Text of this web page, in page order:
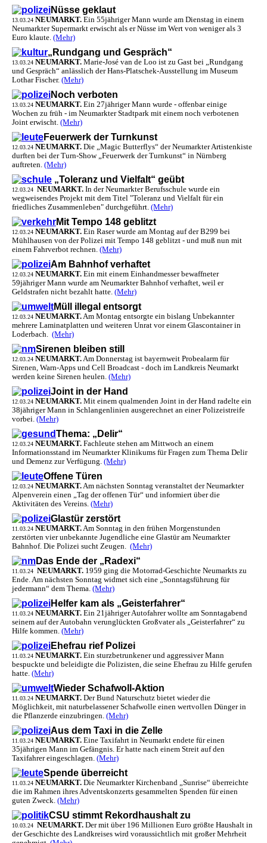
Nüsse geklaut
13.03.24 NEUMARKT. Ein 55jähriger Mann wurde am Dienstag in einem
Neumarkter Supermarkt erwischt als er Nüsse im Wert von weniger als 3
Euro klaute. (Mehr)
„Rundgang und Gespräch“
13.03.24 NEUMARKT. Marie-José van de Loo ist zu Gast bei „Rundgang
und Gespräch“ anlässlich der Hans-Platschek-Ausstellung im Museum
Lothar Fischer. (Mehr)
Noch verboten
13.03.24 NEUMARKT. Ein 27jähriger Mann wurde - offenbar einige
Wochen zu früh - im Neumarkter Stadtpark mit einem noch verbotenen
Joint erwischt. (Mehr)
Feuerwerk der Turnkunst
12.03.24 NEUMARKT. Die „Magic Butterflys“ der Neumarkter Artistenkiste
durften bei der Turn-Show „Feuerwerk der Turnkunst“ in Nürnberg
auftreten. (Mehr)
„Toleranz und Vielfalt“ geübt
12.03.24 NEUMARKT. In der Neumarkter Berufsschule wurde ein
wegweisendes Projekt mit dem Titel "Toleranz und Vielfalt für ein
friedliches Zusammenleben" durchgeführt. (Mehr)
Mit Tempo 148 geblitzt
12.03.24 NEUMARKT. Ein Raser wurde am Montag auf der B299 bei
Mühlhausen von der Polizei mit Tempo 148 geblitzt - und muß nun mit
einem Fahrverbot rechnen. (Mehr)
Am Bahnhof verhaftet
12.03.24 NEUMARKT. Ein mit einem Einhandmesser bewaffneter
59jähriger Mann wurde am Neumarkter Bahnhof verhaftet, weil er
Geldstrafen nicht bezahlt hatte. (Mehr)
Müll illegal entsorgt
12.03.24 NEUMARKT.Am Montag entsorgte ein bislang Unbekannter
mehrere Laminatplatten und weiteren Unrat vor einem Glascontainer in
Loderbach. (Mehr)
Sirenen bleiben still
12.03.24 NEUMARKT.Am Donnerstag ist bayernweit Probealarm für
Sirenen, Warn-Apps und Cell Broadcast - doch im Landkreis Neumarkt
werden keine Sirenen heulen. (Mehr)
Joint in der Hand
12.03.24 NEUMARKT. Mit einem qualmenden Joint in der Hand radelte ein
38jähriger Mann in Schlangenlinien ausgerechnet an einer Polizeistreife
vorbei. (Mehr)
Thema: „Delir“
12.03.24 NEUMARKT. Fachleute stehen am Mittwoch an einem
Informationsstand im Neumarkter Klinikums für Fragen zum Thema Delir
und Demenz zur Verfügung. (Mehr)
Offene Türen
12.03.24 NEUMARKT.Am nächsten Sonntag veranstaltet der Neumarkter
Alpenverein einen „Tag der offenen Tür“ und informiert über die
Aktivitäten des Vereins. (Mehr)
Glastür zerstört
11.03.24 NEUMARKT.Am Sonntag in den frühen Morgenstunden
zerstörten vier unbekannte Jugendliche eine Glastür am Neumarkter
Bahnhof. Die Polizei sucht Zeugen. (Mehr)
Das Ende der „Radexi“
11.03.24 NEUMARKT. 1959 ging die Motorrad-Geschichte Neumarkts zu
Ende. Am nächsten Sonntag widmet sich eine „Sonntagsführung für
jedermann“ dem Thema. (Mehr)
Helfer kam als „Geisterfahrer“
11.03.24 NEUMARKT. Ein 21jähriger Autofahrer wollte am Sonntagabend
seinem auf der Autobahn verunglückten Großvater als „Geisterfahrer“ zu
Hilfe kommen. (Mehr)
Ehefrau rief Polizei
11.03.24 NEUMARKT. Ein sturzbetrunkener und aggressiver Mann
bespuckte und beleidigte die Polizisten, die seine Ehefrau zu Hilfe gerufen
hatte. (Mehr)
Wieder Schafwoll-Aktion
11.03.24 NEUMARKT. Der Bund Naturschutz bietet wieder die
Möglichkeit, mit naturbelassener Schafwolle einen wertvollen Dünger in
die Pflanzerde einzubringen. (Mehr)
Aus dem Taxi in die Zelle
11.03.24 NEUMARKT. Eine Taxifahrt in Neumarkt endete für einen
35jährigen Mann im Gefängnis. Er hatte nach einem Streit auf den
Taxifahrer eingeschlagen. (Mehr)
Spende überreicht
11.03.24 NEUMARKT. Die Neumarkter Kirchenband „Sunrise“ überreichte
die im Rahmen ihres Adventskonzerts gesammelten Spenden für einen
guten Zweck. (Mehr)
CSU stimmt Rekordhaushalt zu
10.03.24 NEUMARKT. Der mit über 196 Millionen Euro größte Haushalt in
der Geschichte des Landkreises wird voraussichtlich mit großer Mehrheit